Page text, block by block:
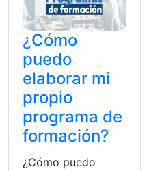
¿Cómo
puedo
elaborar mi
propio
programa de
formación?
¿Cómo puedo